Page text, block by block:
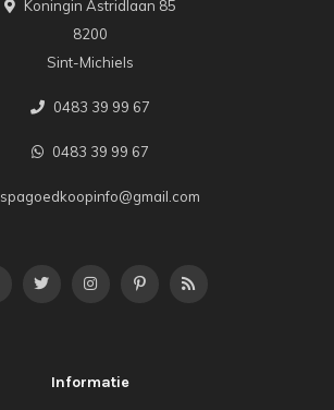
Koningin Astridlaan 85
8200
Sint-Michiels
0483 39 99 67
0483 39 99 67
spagoedkoopinfo@gmail.com
Informatie